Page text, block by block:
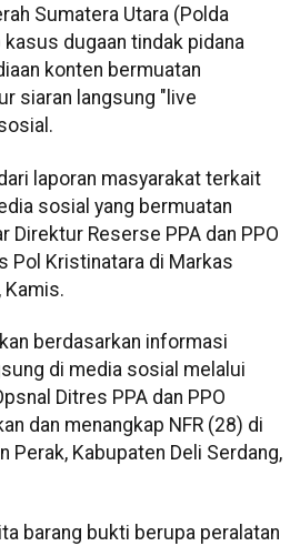
Sumatera Utara (Polda
dugaan tindak pidana
konten bermuatan
siaran langsung "live
laporan masyarakat terkait
sosial yang bermuatan
Direktur Reserse PPA dan PPO
Pol Kristinatara di Markas
Kamis.
berdasarkan informasi
di media sosial melalui
Ditres PPA dan PPO
dan menangkap NFR (28) di
Perak, Kabupaten Deli Serdang,
barang bukti berupa peralatan